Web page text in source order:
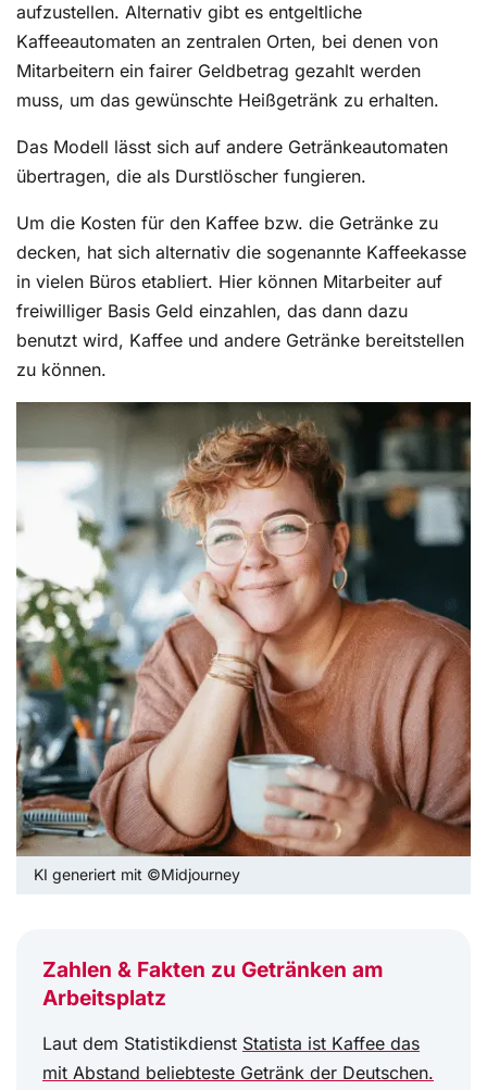
aufzustellen. Alternativ gibt es entgeltliche
Kaffeeautomaten an zentralen Orten, bei denen von
Mitarbeitern ein fairer Geldbetrag gezahlt werden
muss, um das gewünschte Heißgetränk zu erhalten.
Das Modell lässt sich auf andere Getränkeautomaten
übertragen, die als Durstlöscher fungieren.
Um die Kosten für den Kaffee bzw. die Getränke zu
decken, hat sich alternativ die sogenannte Kaffeekasse
in vielen Büros etabliert. Hier können Mitarbeiter auf
freiwilliger Basis Geld einzahlen, das dann dazu
benutzt wird, Kaffee und andere Getränke bereitstellen
zu können.
KI generiert mit ©Midjourney
Zahlen & Fakten zu Getränken am
Arbeitsplatz
Laut dem Statistikdienst Statista ist Kaffee das
mit Abstand beliebteste Getränk der Deutschen.